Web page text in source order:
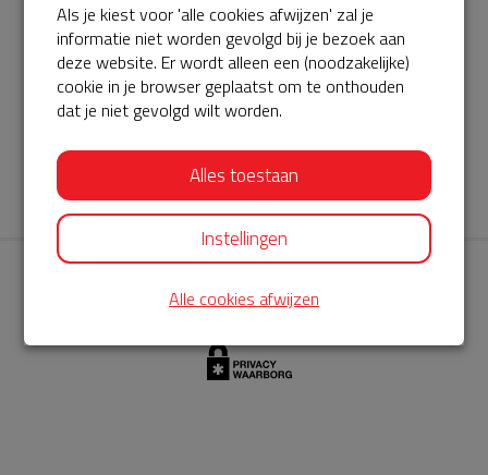
AED360-ProCardio
ServiceBuurtAED wordt aangeboden door de Hartstichting en
AED360-ProCardio. Net als bij BuurtAED is AED360-ProCardio
de leverancier van het servicepakket en ontzorgen zij jou de
komende jaren. AED360-ProCardio is gespecialiseerd in de
levering en het onderhoud van Philips AED’s.
Als je kiest voor 'alle cookies afwijzen' zal je
informatie niet worden gevolgd bij je bezoek aan
deze website. Er wordt alleen een (noodzakelijke)
cookie in je browser geplaatst om te onthouden
dat je niet gevolgd wilt worden.
Alles toestaan
Instellingen
Alle cookies afwijzen